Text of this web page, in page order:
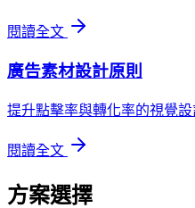
閱讀全文
廣告素材設計原則
提升點擊率與轉化率的視覺設
閱讀全文
方案選擇